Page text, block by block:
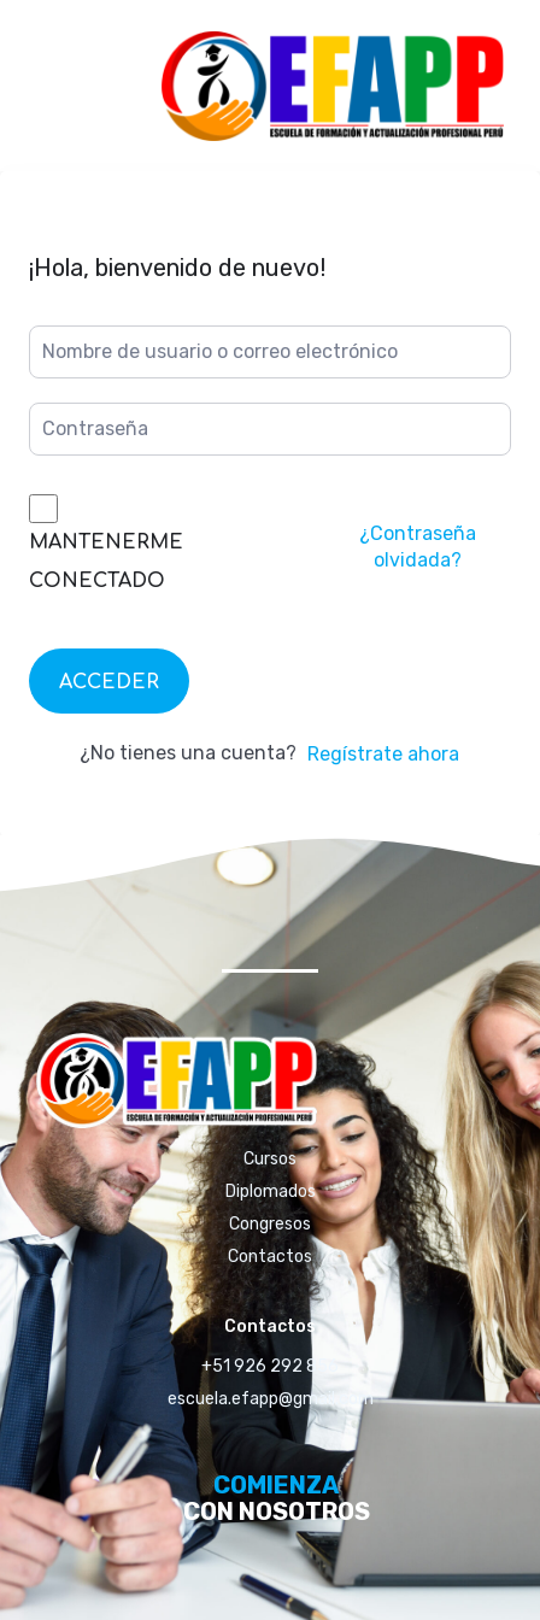
¡Hola, bienvenido de nuevo!
MANTENERME
CONECTADO
¿Contraseña
olvidada?
ACCEDER
¿No tienes una cuenta? Regístrate ahora
Cursos
Diplomados
Congresos
Contactos
Contactos
+51 926 292 856
escuela.efapp@gmail.com
COMIENZA
CON NOSOTROS